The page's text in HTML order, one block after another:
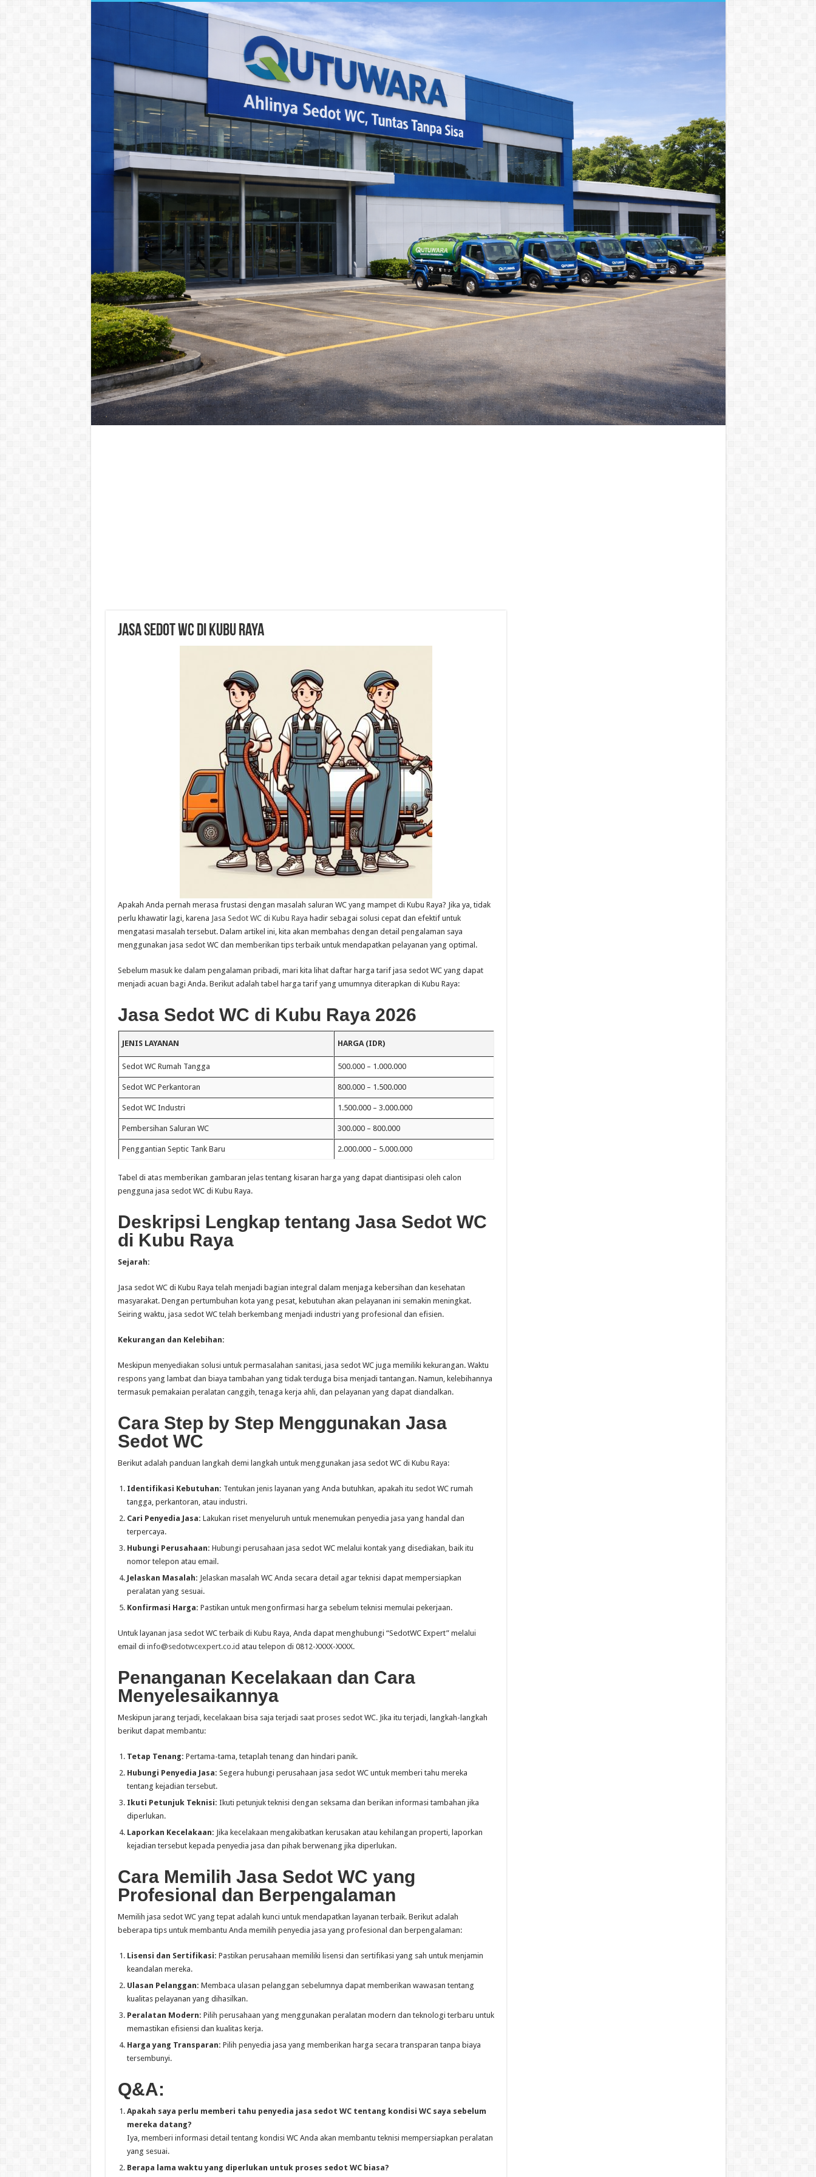
Jasa Sedot WC di Kubu Raya
Apakah Anda pernah merasa frustasi dengan masalah saluran WC yang mampet di Kubu Raya? Jika ya, tidak
perlu khawatir lagi, karena Jasa Sedot WC di Kubu Raya hadir sebagai solusi cepat dan efektif untuk
mengatasi masalah tersebut. Dalam artikel ini, kita akan membahas dengan detail pengalaman saya
menggunakan jasa sedot WC dan memberikan tips terbaik untuk mendapatkan pelayanan yang optimal.
Sebelum masuk ke dalam pengalaman pribadi, mari kita lihat daftar harga tarif jasa sedot WC yang dapat
menjadi acuan bagi Anda. Berikut adalah tabel harga tarif yang umumnya diterapkan di Kubu Raya:
Jasa Sedot WC di Kubu Raya 2026
JENIS LAYANAN HARGA (IDR)
Sedot WC Rumah Tangga 500.000 – 1.000.000
Sedot WC Perkantoran 800.000 – 1.500.000
Sedot WC Industri 1.500.000 – 3.000.000
Pembersihan Saluran WC 300.000 – 800.000
Penggantian Septic Tank Baru 2.000.000 – 5.000.000
Tabel di atas memberikan gambaran jelas tentang kisaran harga yang dapat diantisipasi oleh calon
pengguna jasa sedot WC di Kubu Raya.
Deskripsi Lengkap tentang Jasa Sedot WC
di Kubu Raya
Sejarah:
Jasa sedot WC di Kubu Raya telah menjadi bagian integral dalam menjaga kebersihan dan kesehatan
masyarakat. Dengan pertumbuhan kota yang pesat, kebutuhan akan pelayanan ini semakin meningkat.
Seiring waktu, jasa sedot WC telah berkembang menjadi industri yang profesional dan efisien.
Kekurangan dan Kelebihan:
Meskipun menyediakan solusi untuk permasalahan sanitasi, jasa sedot WC juga memiliki kekurangan. Waktu
respons yang lambat dan biaya tambahan yang tidak terduga bisa menjadi tantangan. Namun, kelebihannya
termasuk pemakaian peralatan canggih, tenaga kerja ahli, dan pelayanan yang dapat diandalkan.
Cara Step by Step Menggunakan Jasa
Sedot WC
Berikut adalah panduan langkah demi langkah untuk menggunakan jasa sedot WC di Kubu Raya:
Identifikasi Kebutuhan: Tentukan jenis layanan yang Anda butuhkan, apakah itu sedot WC rumah
tangga, perkantoran, atau industri.
Cari Penyedia Jasa: Lakukan riset menyeluruh untuk menemukan penyedia jasa yang handal dan
terpercaya.
Hubungi Perusahaan: Hubungi perusahaan jasa sedot WC melalui kontak yang disediakan, baik itu
nomor telepon atau email.
Jelaskan Masalah: Jelaskan masalah WC Anda secara detail agar teknisi dapat mempersiapkan
peralatan yang sesuai.
Konfirmasi Harga: Pastikan untuk mengonfirmasi harga sebelum teknisi memulai pekerjaan.
Untuk layanan jasa sedot WC terbaik di Kubu Raya, Anda dapat menghubungi “SedotWC Expert” melalui
email di info@sedotwcexpert.co.id atau telepon di 0812-XXXX-XXXX.
Penanganan Kecelakaan dan Cara
Menyelesaikannya
Meskipun jarang terjadi, kecelakaan bisa saja terjadi saat proses sedot WC. Jika itu terjadi, langkah-langkah
berikut dapat membantu:
Tetap Tenang: Pertama-tama, tetaplah tenang dan hindari panik.
Hubungi Penyedia Jasa: Segera hubungi perusahaan jasa sedot WC untuk memberi tahu mereka
tentang kejadian tersebut.
Ikuti Petunjuk Teknisi: Ikuti petunjuk teknisi dengan seksama dan berikan informasi tambahan jika
diperlukan.
Laporkan Kecelakaan: Jika kecelakaan mengakibatkan kerusakan atau kehilangan properti, laporkan
kejadian tersebut kepada penyedia jasa dan pihak berwenang jika diperlukan.
Cara Memilih Jasa Sedot WC yang
Profesional dan Berpengalaman
Memilih jasa sedot WC yang tepat adalah kunci untuk mendapatkan layanan terbaik. Berikut adalah
beberapa tips untuk membantu Anda memilih penyedia jasa yang profesional dan berpengalaman:
Lisensi dan Sertifikasi: Pastikan perusahaan memiliki lisensi dan sertifikasi yang sah untuk menjamin
keandalan mereka.
Ulasan Pelanggan: Membaca ulasan pelanggan sebelumnya dapat memberikan wawasan tentang
kualitas pelayanan yang dihasilkan.
Peralatan Modern: Pilih perusahaan yang menggunakan peralatan modern dan teknologi terbaru untuk
memastikan efisiensi dan kualitas kerja.
Harga yang Transparan: Pilih penyedia jasa yang memberikan harga secara transparan tanpa biaya
tersembunyi.
Q&A:
Apakah saya perlu memberi tahu penyedia jasa sedot WC tentang kondisi WC saya sebelum
mereka datang?
Iya, memberi informasi detail tentang kondisi WC Anda akan membantu teknisi mempersiapkan peralatan
yang sesuai.
Berapa lama waktu yang diperlukan untuk proses sedot WC biasa?